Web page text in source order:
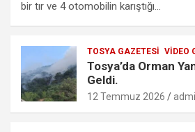
o
o
k
A
p
p
g
er
m
bir tır ve 4 otomobilin karıştığı…
TOSYA GAZETESI VIDEO
Tosya’da Orman
Geldi.
12 Temmuz 2026